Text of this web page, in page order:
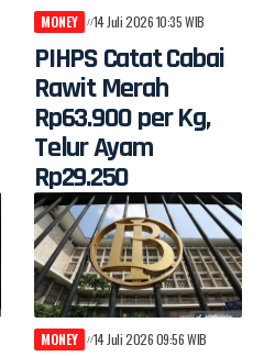
MONEY 14 Juli 2026 10:35 WIB
PIHPS Catat Cabai
Rawit Merah
Rp63.900 per Kg,
Telur Ayam
Rp29.250
MONEY 14 Juli 2026 09:56 WIB